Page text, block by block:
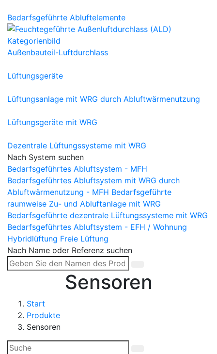
Bedarfsgeführte Abluftelemente
Außenbauteil-Luftdurchlass
Lüftungsgeräte
Lüftungsanlage mit WRG durch Abluftwärmenutzung
Lüftungsgeräte mit WRG
Dezentrale Lüftungssysteme mit WRG
Nach System suchen
Bedarfsgeführtes Abluftsystem - MFH
Bedarfsgeführtes Abluftsystem mit WRG durch
Abluftwärmenutzung - MFH Bedarfsgeführte
raumweise Zu- und Abluftanlage mit WRG
Bedarfsgeführte dezentrale Lüftungssysteme mit WRG
Bedarfsgeführtes Abluftsystem - EFH / Wohnung
Hybridlüftung Freie Lüftung
Nach Name oder Referenz suchen
Sensoren
Start
Produkte
Sensoren